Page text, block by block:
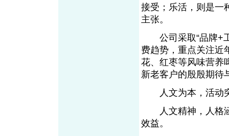
接受；乐活，则是一
主张。
公司采取“品牌+工
费趋势，重点关注近
花、红枣等风味营养
新老客户的殷殷期待
人文为本，活动
人文精神，人格涵
效益。